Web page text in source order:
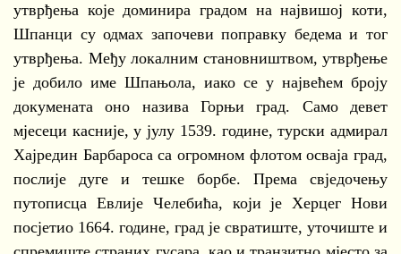
утврђења које доминира градом на највишој коти,
Шпанци су одмах започеви поправку бедема и тог
утврђења. Међу локалним становништвом, утврђење
је добило име Шпањола, иако се у највећем броју
докумената оно назива Горњи град. Само девет
мјесеци касније, у јулу 1539. године, турски адмирал
Хајредин Барбароса са огромном флотом осваја град,
послије дуге и тешке борбе. Према свједочењу
путописца Евлије Челебића, који је Херцег Нови
посјетио 1664. године, град је свратиште, уточиште и